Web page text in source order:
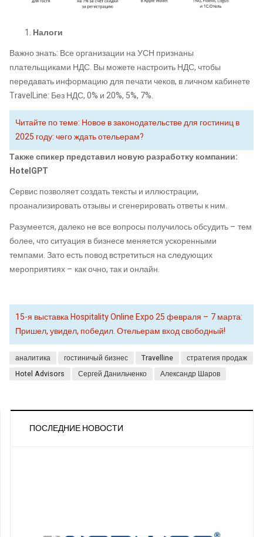
Налоги
Важно знать: Все организации на УСН признаны
плательщиками НДС. Вы можете настроить НДС, чтобы
передавать информацию для печати чеков, в личном кабинете
TravelLine: Без НДС, 0% и 20%, 5%, 7%.
Читайте по теме: Новое в законодательстве для гостиниц в
2025 году: чего ждать отельерам?
Также спикер представил новую разработку компании:
HotelGPT
Сервис позволяет создать тексты и иллюстрации,
проанализировать отзывы и сгенерировать ответы к ним.
Разумеется, далеко не все вопросы получилось обсудить – тем
более, что ситуация в бизнесе меняется ускоренными
темпами. Зато есть повод встретиться на следующих
мероприятиях – как очно, так и онлайн.
15-я выставка Hospitality Online Expo 25 февраля – 7 марта:
Пришел, увидел, победил. Отельерам вход свободный!
аналитика гостиничый бизнес Travelline
стратегия продаж
Hotel Advisors
Сергей Данильченко Александр Шаров
ПОСЛЕДНИЕ НОВОСТИ